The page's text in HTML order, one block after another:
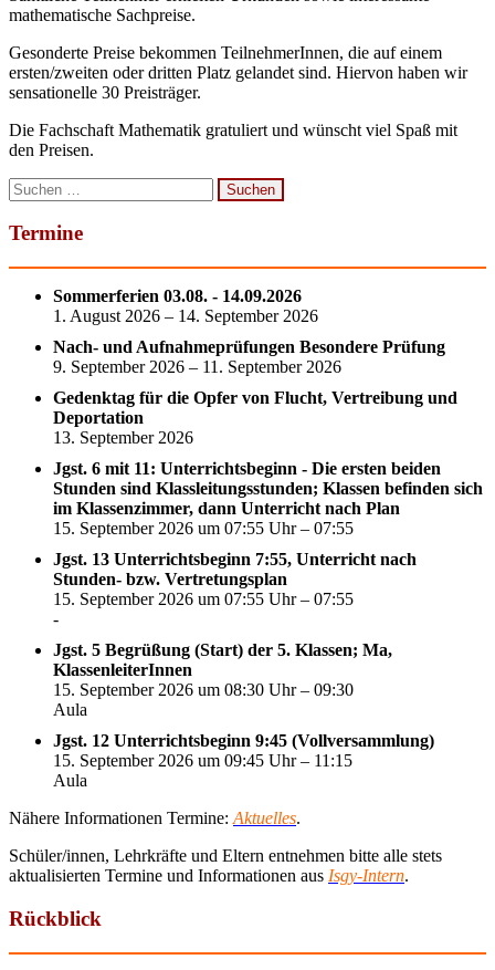
mathematische Sachpreise.
Gesonderte Preise bekommen TeilnehmerInnen, die auf einem
ersten/zweiten oder dritten Platz gelandet sind. Hiervon haben wir
sensationelle 30 Preisträger.
Die Fachschaft Mathematik gratuliert und wünscht viel Spaß mit
den Preisen.
Suchen
nach:
Termine
Sommerferien 03.08. - 14.09.2026
1. August 2026 – 14. September 2026
Nach- und Aufnahmeprüfungen Besondere Prüfung
9. September 2026 – 11. September 2026
Gedenktag für die Opfer von Flucht, Vertreibung und
Deportation
13. September 2026
Jgst. 6 mit 11: Unterrichtsbeginn - Die ersten beiden
Stunden sind Klassleitungsstunden; Klassen befinden sich
im Klassenzimmer, dann Unterricht nach Plan
15. September 2026 um 07:55 Uhr – 07:55
Jgst. 13 Unterrichtsbeginn 7:55, Unterricht nach
Stunden- bzw. Vertretungsplan
15. September 2026 um 07:55 Uhr – 07:55
-
Jgst. 5 Begrüßung (Start) der 5. Klassen; Ma,
KlassenleiterInnen
15. September 2026 um 08:30 Uhr – 09:30
Aula
Jgst. 12 Unterrichtsbeginn 9:45 (Vollversammlung)
15. September 2026 um 09:45 Uhr – 11:15
Aula
Nähere Informationen Termine: Aktuelles.
Schüler/innen, Lehrkräfte und Eltern entnehmen bitte alle stets
aktualisierten Termine und Informationen aus Isgy-Intern.
Rückblick